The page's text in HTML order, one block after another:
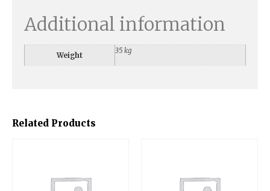
Related Products
Additional information
Weight
35 kg